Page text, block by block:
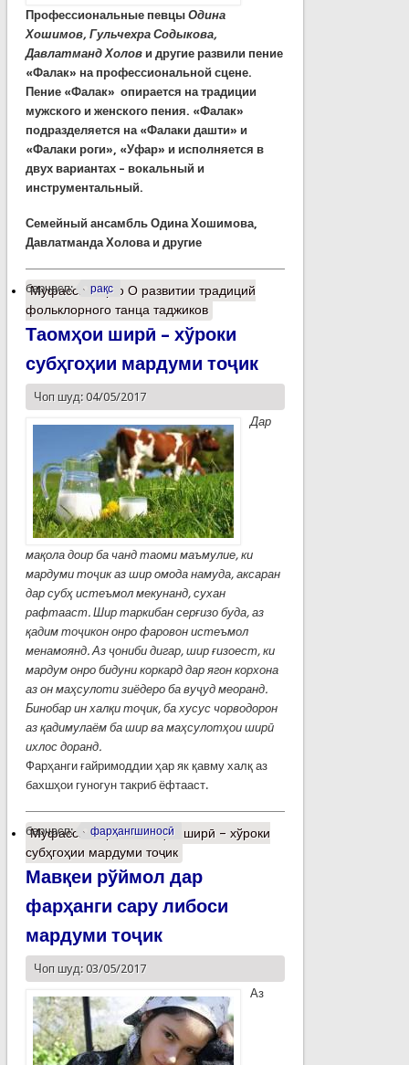
Профессиональные певцы Одина
Хошимов, Гульчехра Содыкова,
Давлатманд Холови другие развили пение
«Фалак» на профессиональной сцене.
Пение «Фалак» опирается на традиции
мужского и женского пения. «Фалак»
подразделяется на «Фалаки дашти» и
«Фалаки роги», «Уфар» и исполняется в
двух вариантах – вокальный и
инструментальный.
Семейный ансамбль Одина Хошимова,
Давлатманда Холова и другие
барчасп: рақс
Муфассалтаро О развитии традиций
фольклорного танца таджиков
Таомҳои ширӣ – хўроки
субҳгоҳии мардуми тоҷик
Чоп шуд: 04/05/2017
Дар
мақола доир ба чанд таоми маъмулие, ки
мардуми тоҷик аз шир омода намуда, аксаран
дар субҳ истеъмол мекунанд, сухан
рафтааст. Шир таркибан серғизо буда, аз
қадим тоҷикон онро фаровон истеъмол
менамоянд. Аз ҷониби дигар, шир ғизоест, ки
мардум онро бидуни коркард дар ягон корхона
аз он маҳсулоти зиёдеро ба вуҷуд меоранд.
Бинобар ин халқи тоҷик, ба хусус чорводорон
аз қадимулаём ба шир ва маҳсулотҳои ширӣ
ихлос доранд.
Фарҳанги ғайримоддии ҳар як қавму халқ аз
бахшҳои гуногун такриб ёфтааст.
барчасп: фарҳангшиносӣ
Муфассалтаро Таомҳои ширӣ – хўроки
субҳгоҳии мардуми тоҷик
Мавқеи рўймол дар
фарҳанги сару либоси
мардуми тоҷик
Чоп шуд: 03/05/2017
Аз